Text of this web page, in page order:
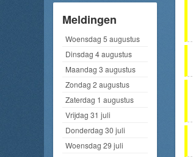
Meldingen
Woensdag 5 augustus
Dinsdag 4 augustus
Maandag 3 augustus
Zondag 2 augustus
Zaterdag 1 augustus
Vrijdag 31 juli
Donderdag 30 juli
Woensdag 29 juli